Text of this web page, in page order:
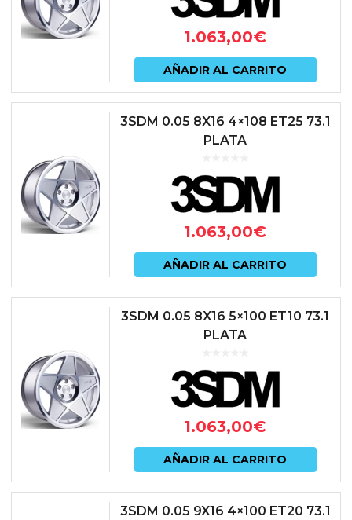
1.063,00€
AÑADIR AL CARRITO
3SDM 0.05 8X16 4×108 ET25 73.1
PLATA
1.063,00€
AÑADIR AL CARRITO
3SDM 0.05 8X16 5×100 ET10 73.1
PLATA
1.063,00€
AÑADIR AL CARRITO
3SDM 0.05 9X16 4×100 ET20 73.1